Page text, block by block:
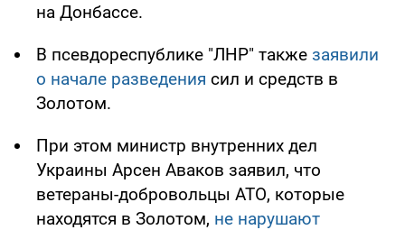
на Донбассе.
В псевдореспублике "ЛНР" также заявили
о начале разведения сил и средств в
Золотом.
При этом министр внутренних дел
Украины Арсен Аваков заявил, что
ветераны-добровольцы АТО, которые
находятся в Золотом, не нарушают